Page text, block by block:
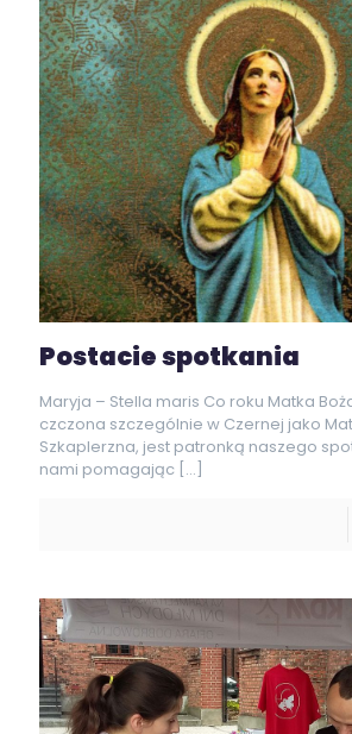
Postacie spotkania
Maryja – Stella maris Co roku Matka
czczona szczególnie w Czernej jako
Szkaplerzna, jest patronką naszego
nami pomagając […]